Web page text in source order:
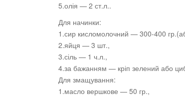
5.олія — 2 ст.л..
Для начинки:
1.сир кисломолочний — 300-400
2.яйця — 3 шт.,
3.сіль — 1 ч.л.,
4.за бажанням — кріп зелений або
Для змащування:
1.масло вершкове — 50 гр.,